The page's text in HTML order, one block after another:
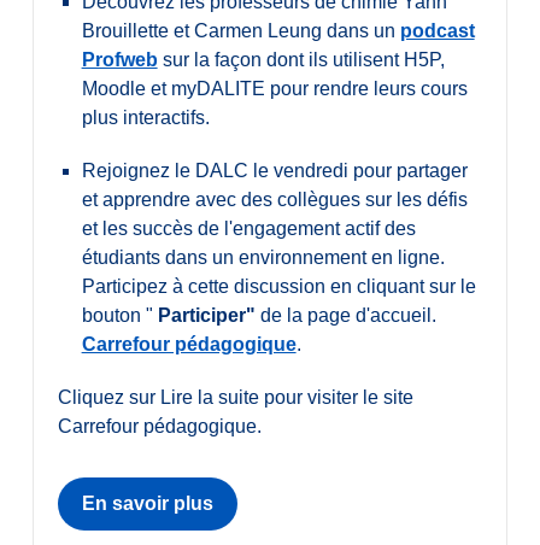
Brouillette et Carmen Leung dans un podcast
Profwebsur la façon dont ils utilisent H5P,
Moodle et myDALITE pour rendre leurs cours
plus interactifs.
Rejoignez le DALC le vendredi pour partager
et apprendre avec des collègues sur les défis
et les succès de l'engagement actif des
étudiants dans un environnement en ligne.
Participez à cette discussion en cliquant sur le
bouton " Participer" de la page d'accueil.
Carrefour pédagogique.
Cliquez sur Lire la suite pour visiter le site
Carrefour pédagogique.
En savoir plus